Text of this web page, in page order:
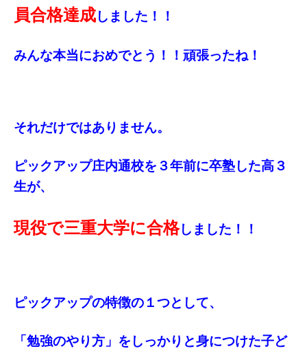
員合格達成しました！！
みんな本当におめでとう！！頑張ったね！
それだけではありません。
ピックアップ庄内通校を３年前に卒塾した高３
生が、
現役で三重大学に合格しました！！
ピックアップの特徴の１つとして、
「勉強のやり方」をしっかりと身につけた子ど